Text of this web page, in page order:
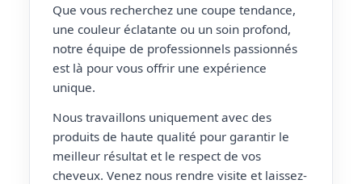
Que vous recherchez une coupe tendance,
une couleur éclatante ou un soin profond,
notre équipe de professionnels passionnés
est là pour vous offrir une expérience
unique.
Nous travaillons uniquement avec des
produits de haute qualité pour garantir le
meilleur résultat et le respect de vos
cheveux. Venez nous rendre visite et laissez-